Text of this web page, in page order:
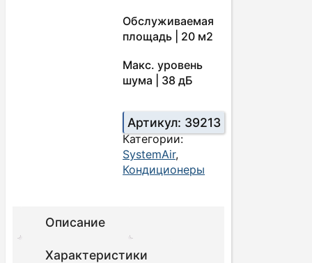
Обслуживаемая
площадь | 20 м2
Макс. уровень
шума | 38 дБ
Артикул: 39213
Категории:
SystemAir,
Кондиционеры
Описание
Характеристики